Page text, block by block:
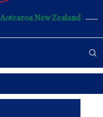
New Zealand